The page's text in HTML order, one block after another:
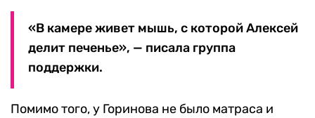
«В камере живет мышь, с которой Алексей
делит печенье», — писала группа
поддержки.
Помимо того, у Горинова не было матраса и